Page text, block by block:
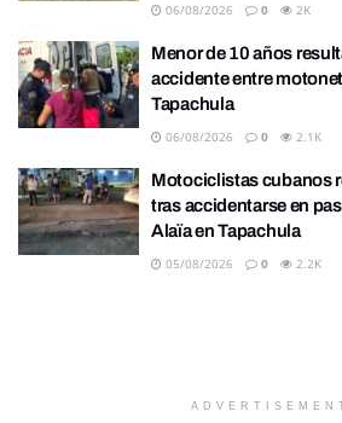
06/08/2026 0 2K
Menor de 10 años
accidente entre
Tapachula
06/08/2026 0 2.1K
Motociclistas cubanos
tras accidentarse en
Alaïa en Tapachula
05/08/2026 0 2.2K